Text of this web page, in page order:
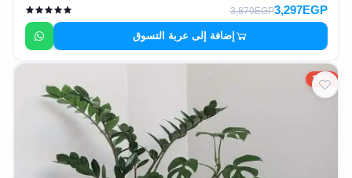
3,297EGP
3,879EGP
إضافة إلى عربة التسوق
15%